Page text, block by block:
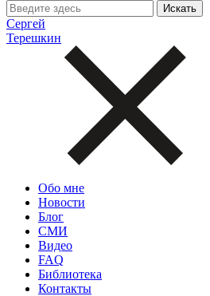
Сергей
Терешкин
Обо мне
Новости
Блог
СМИ
Видео
FAQ
Библиотека
Контакты